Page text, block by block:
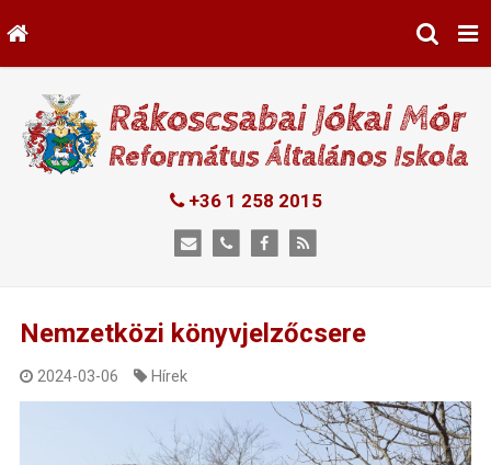
+36 1 258 2015
Nemzetközi könyvjelzőcsere
2024-03-06 Hírek